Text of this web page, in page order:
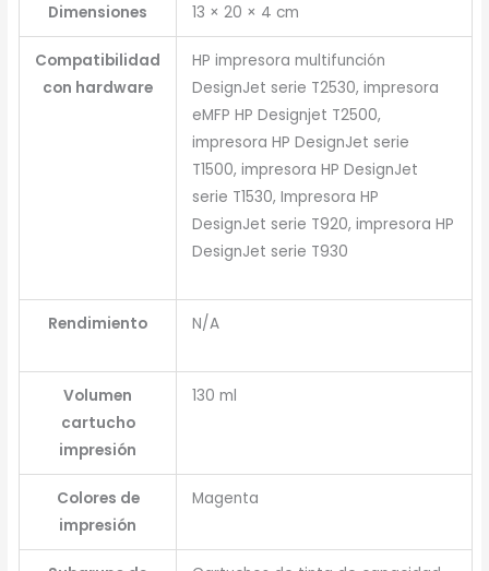
Dimensiones 13 × 20 × 4 cm
Compatibilidad
con hardware
HP impresora multifunción
DesignJet serie T2530, impresora
eMFP HP Designjet T2500,
impresora HP DesignJet serie
T1500, impresora HP DesignJet
serie T1530, Impresora HP
DesignJet serie T920, impresora HP
DesignJet serie T930
Rendimiento N/A
Volumen
cartucho
impresión
130 ml
Colores de
impresión
Magenta